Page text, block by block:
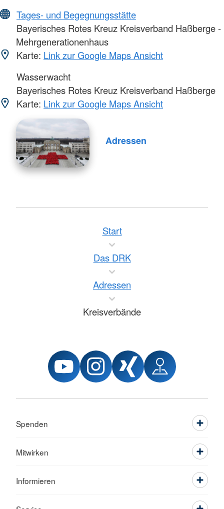
Tages- und Begegnungsstätte
Bayerisches Rotes Kreuz Kreisverband Haßberge -
Mehrgenerationenhaus
Karte: Link zur Google Maps Ansicht
Wasserwacht
Bayerisches Rotes Kreuz Kreisverband Haßberge
Karte: Link zur Google Maps Ansicht
Adressen
Start
Das DRK
Adressen
Kreisverbände
Spenden
Mitwirken
Informieren